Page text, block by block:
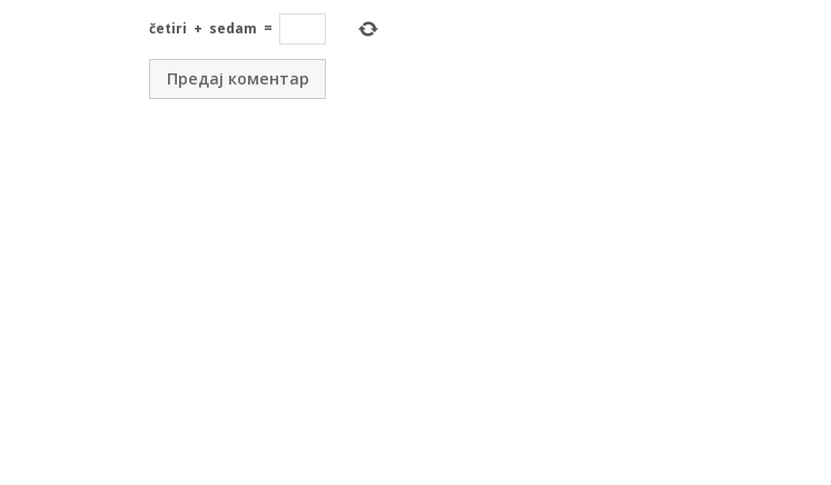
četiri + sedam =